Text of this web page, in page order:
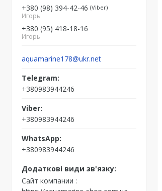
+380 (98) 394-42-46 Viber
Игорь
+380 (95) 418-18-16
Игорь
aquamarine178@ukr.net
+380983944246
+380983944246
+380983944246
Сайт компании